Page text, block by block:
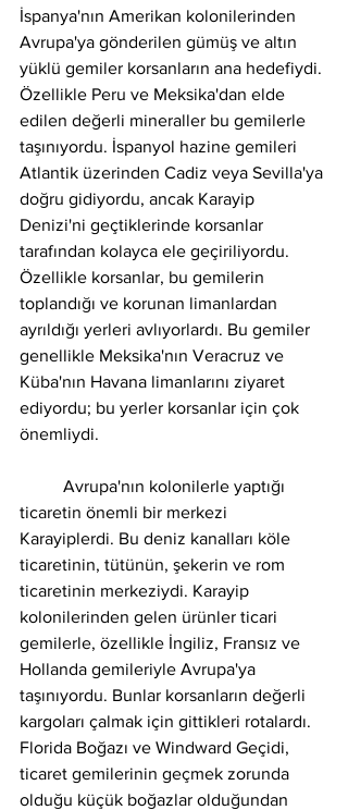
İspanya'nın Amerikan kolonilerinden
Avrupa'ya gönderilen gümüş ve altın
yüklü gemiler korsanların ana hedefiydi.
Özellikle Peru ve Meksika'dan elde
edilen değerli mineraller bu gemilerle
taşınıyordu. İspanyol hazine gemileri
Atlantik üzerinden Cadiz veya Sevilla'ya
doğru gidiyordu, ancak Karayip
Denizi'ni geçtiklerinde korsanlar
tarafından kolayca ele geçiriliyordu.
Özellikle korsanlar, bu gemilerin
toplandığı ve korunan limanlardan
ayrıldığı yerleri avlıyorlardı. Bu gemiler
genellikle Meksika'nın Veracruz ve
Küba'nın Havana limanlarını ziyaret
ediyordu; bu yerler korsanlar için çok
önemliydi.
ticaretin önemli bir merkezi
Karayiplerdi. Bu deniz kanalları köle
ticaretinin, tütünün, şekerin ve rom
ticaretinin merkeziydi. Karayip
kolonilerinden gelen ürünler ticari
gemilerle, özellikle İngiliz, Fransız ve
Hollanda gemileriyle Avrupa'ya
taşınıyordu. Bunlar korsanların değerli
kargoları çalmak için gittikleri rotalardı.
Florida Boğazı ve Windward Geçidi,
ticaret gemilerinin geçmek zorunda
olduğu küçük boğazlar olduğundan